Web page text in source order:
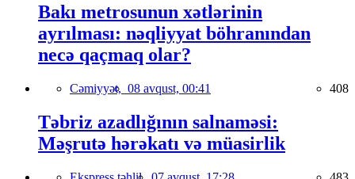
Bakı metrosunun xətlərinin
ayrılması: nəqliyyat böhranından
necə qaçmaq olar?
Cəmiyyət, 08 avqust, 00:41 408
Təbriz azadlığının salnaməsi:
Məşrutə hərəkatı və müasirlik